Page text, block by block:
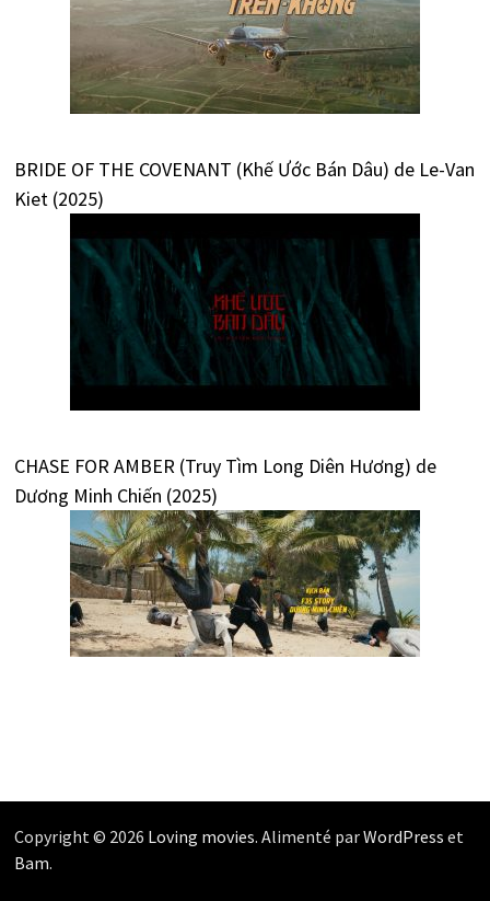
BRIDE OF THE COVENANT (Khế Ước Bán Dâu) de Le-Van
Kiet (2025)
CHASE FOR AMBER (Truy Tìm Long Diên Hương) de
Dương Minh Chiến (2025)
Copyright © 2026 Loving movies. Alimenté parWordPress et
Bam.